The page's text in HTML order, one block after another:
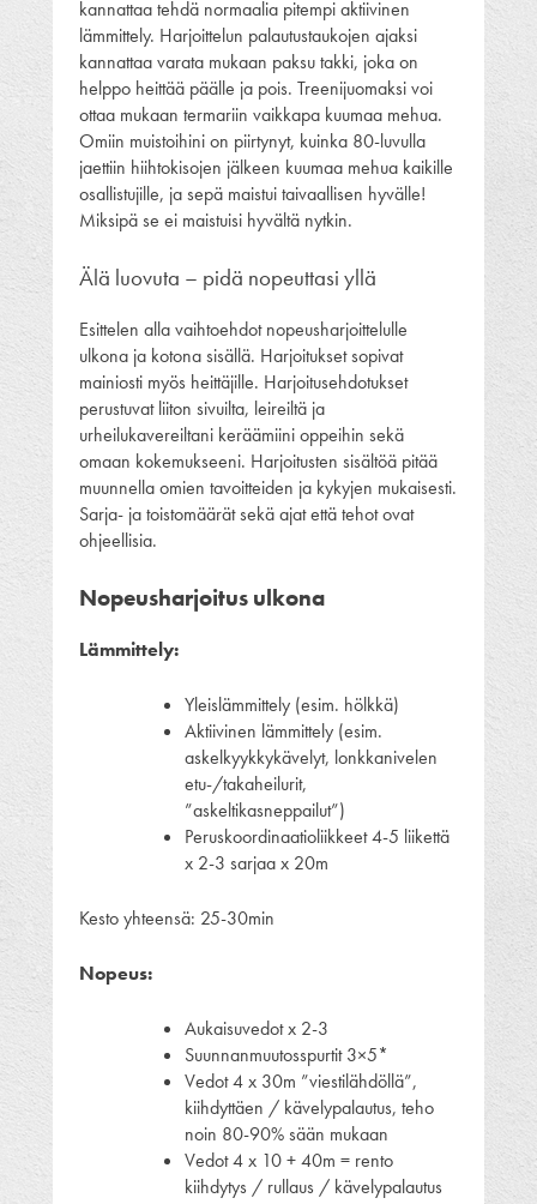
kannattaa tehdä normaalia pitempi aktiivinen
lämmittely. Harjoittelun palautustaukojen ajaksi
kannattaa varata mukaan paksu takki, joka on
helppo heittää päälle ja pois. Treenijuomaksi voi
ottaa mukaan termariin vaikkapa kuumaa mehua.
Omiin muistoihini on piirtynyt, kuinka 80-luvulla
jaettiin hiihtokisojen jälkeen kuumaa mehua kaikille
osallistujille, ja sepä maistui taivaallisen hyvälle!
Miksipä se ei maistuisi hyvältä nytkin.
Älä luovuta – pidä nopeuttasi yllä
Esittelen alla vaihtoehdot nopeusharjoittelulle
ulkona ja kotona sisällä. Harjoitukset sopivat
mainiosti myös heittäjille. Harjoitusehdotukset
perustuvat liiton sivuilta, leireiltä ja
urheilukavereiltani keräämiini oppeihin sekä
omaan kokemukseeni. Harjoitusten sisältöä pitää
muunnella omien tavoitteiden ja kykyjen mukaisesti.
Sarja- ja toistomäärät sekä ajat että tehot ovat
ohjeellisia.
Nopeusharjoitus ulkona
Lämmittely:
Yleislämmittely (esim. hölkkä)
Aktiivinen lämmittely (esim.
askelkyykkykävelyt, lonkkanivelen
etu-/takaheilurit,
”askeltikasneppailut”)
Peruskoordinaatioliikkeet 4-5 liikettä
x 2-3 sarjaa x 20m
Kesto yhteensä: 25-30min
Nopeus:
Aukaisuvedot x 2-3
Suunnanmuutosspurtit 3×5*
Vedot 4 x 30m ”viestilähdöllä”,
kiihdyttäen / kävelypalautus, teho
noin 80-90% sään mukaan
Vedot 4 x 10 + 40m = rento
kiihdytys / rullaus / kävelypalautus